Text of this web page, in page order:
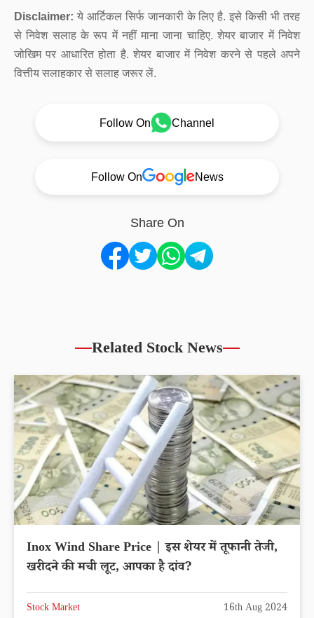
Disclaimer: ये आर्टिकल सिर्फ जानकारी के लिए है. इसे किसी भी तरह
से निवेश सलाह के रूप में नहीं माना जाना चाहिए. शेयर बाजार में निवेश
जोखिम पर आधारित होता है. शेयर बाजार में निवेश करने से पहले अपने
वित्तीय सलाहकार से सलाह जरूर लें.
Follow On Channel
Follow On News
Share On
Related Stock News
Inox Wind Share Price | इस शेयर में तूफानी तेजी,
खरीदने की मची लूट, आपका है दांव?
Stock Market 16th Aug 2024